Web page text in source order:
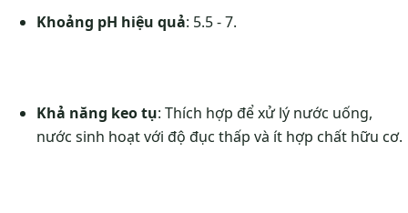
Khoảng pH hiệu quả: 5.5 - 7.
Khả năng keo tụ: Thích hợp để xử lý nước uống,
nước sinh hoạt với độ đục thấp và ít hợp chất hữu cơ.